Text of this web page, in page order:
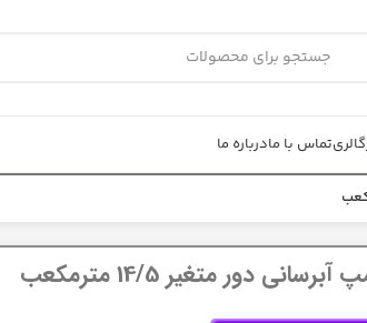
گالریتماس با مادرباره ما
دور متغیر 14/5 مترمکعب